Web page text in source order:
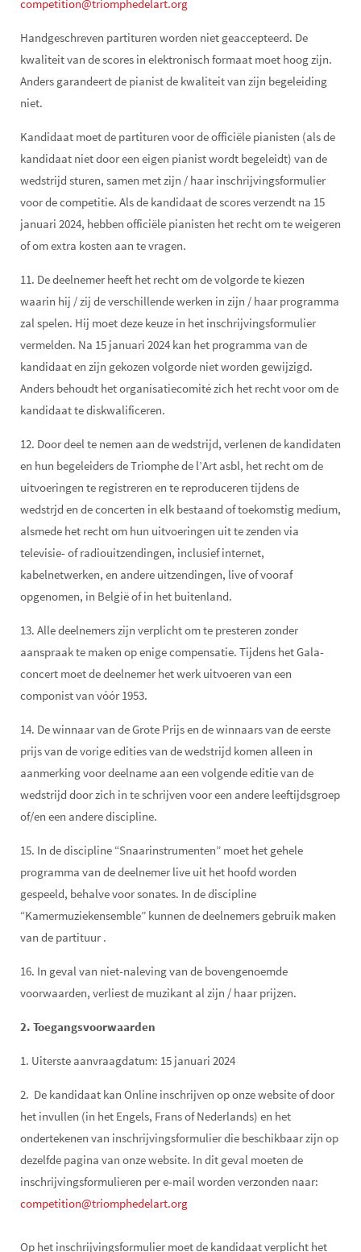
competition@triomphedelart.org
Handgeschreven partituren worden niet geaccepteerd. De
kwaliteit van de scores in elektronisch formaat moet hoog zijn.
Anders garandeert de pianist de kwaliteit van zijn begeleiding
niet.
Kandidaat moet de partituren voor de officiële pianisten (als de
kandidaat niet door een eigen pianist wordt begeleidt) van de
wedstrijd sturen, samen met zijn / haar inschrijvingsformulier
voor de competitie. Als de kandidaat de scores verzendt na 15
januari 2024, hebben officiële pianisten het recht om te weigeren
of om extra kosten aan te vragen.
11. De deelnemer heeft het recht om de volgorde te kiezen
waarin hij / zij de verschillende werken in zijn / haar programma
zal spelen. Hij moet deze keuze in het inschrijvingsformulier
vermelden. Na 15 januari 2024 kan het programma van de
kandidaat en zijn gekozen volgorde niet worden gewijzigd.
Anders behoudt het organisatiecomité zich het recht voor om de
kandidaat te diskwalificeren.
12. Door deel te nemen aan de wedstrijd, verlenen de kandidaten
en hun begeleiders de Triomphe de l’Art asbl, het recht om de
uitvoeringen te registreren en te reproduceren tijdens de
wedstrjd en de concerten in elk bestaand of toekomstig medium,
alsmede het recht om hun uitvoeringen uit te zenden via
televisie- of radiouitzendingen, inclusief internet,
kabelnetwerken, en andere uitzendingen, live of vooraf
opgenomen, in België of in het buitenland.
13. Alle deelnemers zijn verplicht om te presteren zonder
aanspraak te maken op enige compensatie. Tijdens het Gala-
concert moet de deelnemer het werk uitvoeren van een
componist van vóór 1953.
14. De winnaar van de Grote Prijs en de winnaars van de eerste
prijs van de vorige edities van de wedstrijd komen alleen in
aanmerking voor deelname aan een volgende editie van de
wedstrijd door zich in te schrijven voor een andere leeftijdsgroep
of/en een andere discipline.
15. In de discipline “Snaarinstrumenten” moet het gehele
programma van de deelnemer live uit het hoofd worden
gespeeld, behalve voor sonates. In de discipline
“Kamermuziekensemble” kunnen de deelnemers gebruik maken
van de partituur .
16. In geval van niet-naleving van de bovengenoemde
voorwaarden, verliest de muzikant al zijn / haar prijzen.
2. Toegangsvoorwaarden
1. Uiterste aanvraagdatum: 15 januari 2024
2. De kandidaat kan Online inschrijven op onze website of door
het invullen (in het Engels, Frans of Nederlands) en het
ondertekenen van inschrijvingsformulier die beschikbaar zijn op
dezelfde pagina van onze website. In dit geval moeten de
inschrijvingsformulieren per e-mail worden verzonden naar:
competition@triomphedelart.org
Op het inschrijvingsformulier moet de kandidaat verplicht het